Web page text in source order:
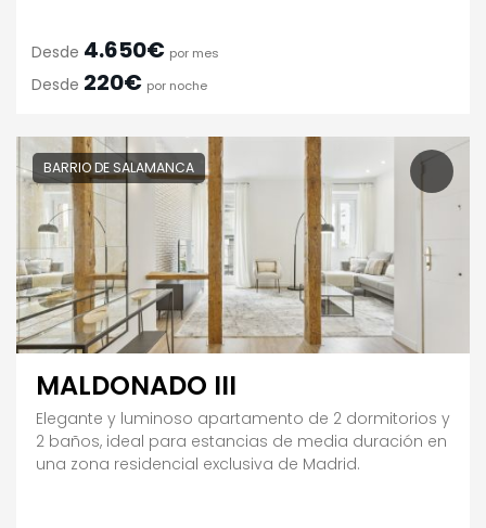
Desde 4.650€ por mes
Desde 220€ por noche
BARRIO DE SALAMANCA
MALDONADO III
Elegante y luminoso apartamento de 2 dormitorios y
2 baños, ideal para estancias de media duración en
una zona residencial exclusiva de Madrid.